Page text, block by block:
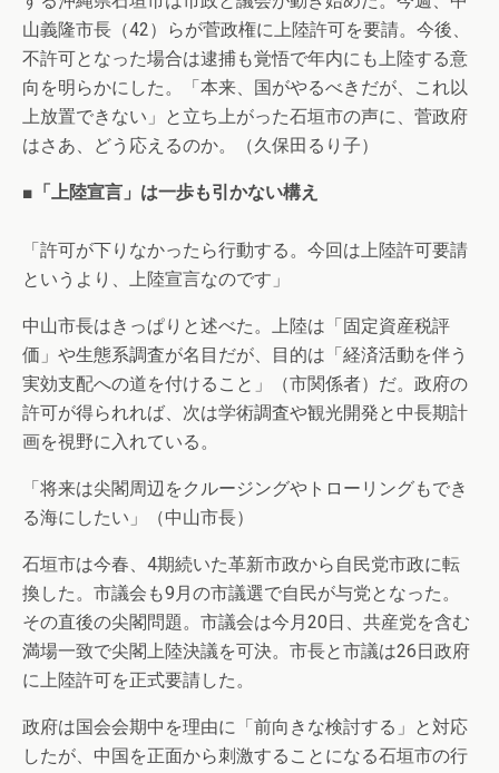
山義隆市長（42）らが菅政権に上陸許可を要請。今後、
不許可となった場合は逮捕も覚悟で年内にも上陸する意
向を明らかにした。「本来、国がやるべきだが、これ以
上放置できない」と立ち上がった石垣市の声に、菅政府
はさあ、どう応えるのか。（久保田るり子）
■「上陸宣言」は一歩も引かない構え
「許可が下りなかったら行動する。今回は上陸許可要請
というより、上陸宣言なのです」
中山市長はきっぱりと述べた。上陸は「固定資産税評
価」や生態系調査が名目だが、目的は「経済活動を伴う
実効支配への道を付けること」（市関係者）だ。政府の
許可が得られれば、次は学術調査や観光開発と中長期計
画を視野に入れている。
「将来は尖閣周辺をクルージングやトローリングもでき
る海にしたい」（中山市長）
石垣市は今春、4期続いた革新市政から自民党市政に転
換した。市議会も9月の市議選で自民が与党となった。
その直後の尖閣問題。市議会は今月20日、共産党を含む
満場一致で尖閣上陸決議を可決。市長と市議は26日政府
に上陸許可を正式要請した。
政府は国会会期中を理由に「前向きな検討する」と対応
したが、中国を正面から刺激することになる石垣市の行